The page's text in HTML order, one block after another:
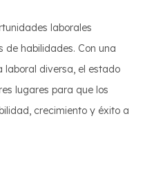
laborales
de habilidades. Con una
laboral diversa, el estado
lugares para que los
crecimiento y éxito a